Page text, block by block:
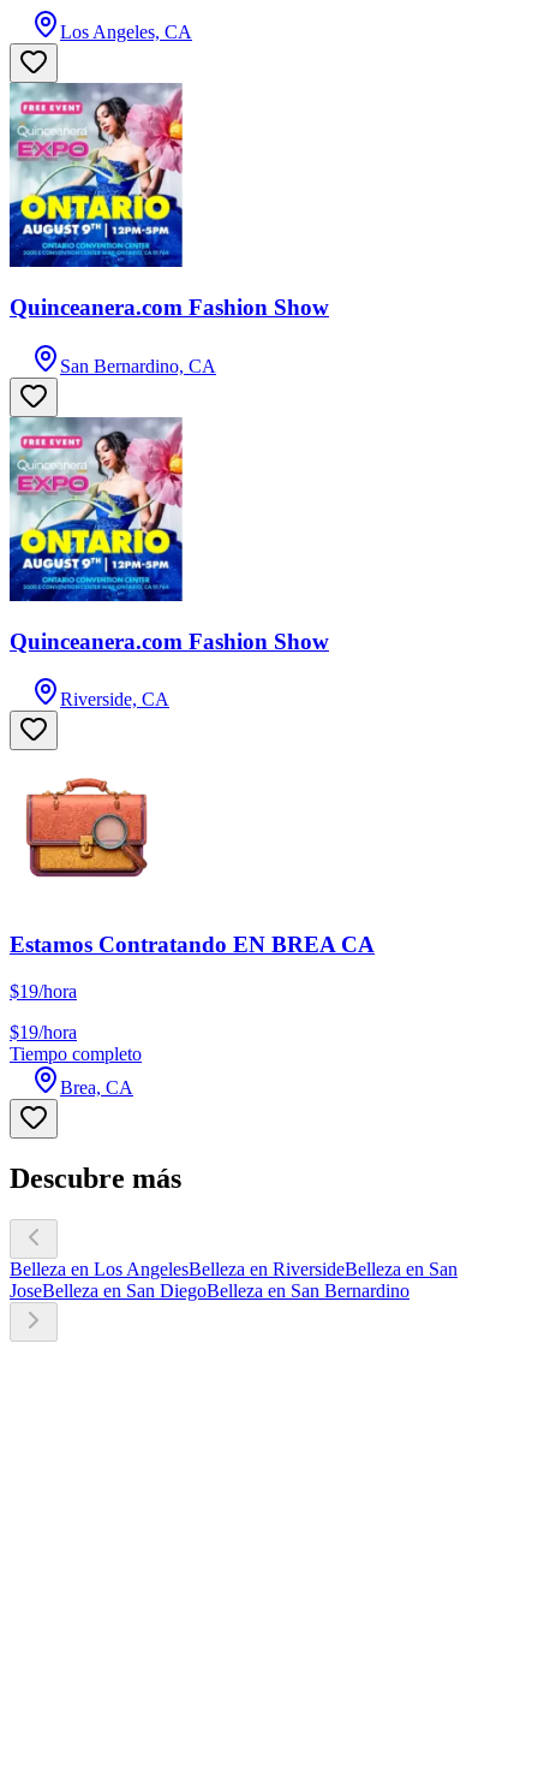
Los Angeles, CA
Quinceanera.com Fashion Show
San Bernardino, CA
Quinceanera.com Fashion Show
Riverside, CA
Estamos Contratando EN BREA CA
$19/hora
$19/hora
Tiempo completo
Brea, CA
Descubre más
Belleza en Los AngelesBelleza en RiversideBelleza en San
JoseBelleza en San DiegoBelleza en San Bernardino